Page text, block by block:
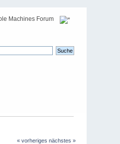
« vorheriges nächstes »